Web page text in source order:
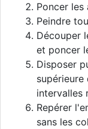
Poncer les
Peindre
Découper
et poncer
Disposer
intervalles
Repérer
sans les